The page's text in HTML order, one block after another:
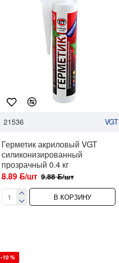
21536 VGT
Герметик акриловый VGT
силиконизированный
прозрачный 0.4 кг
8.89 ƃ/шт 9.88 ƃ/шт
В КОРЗИНУ
-10 %